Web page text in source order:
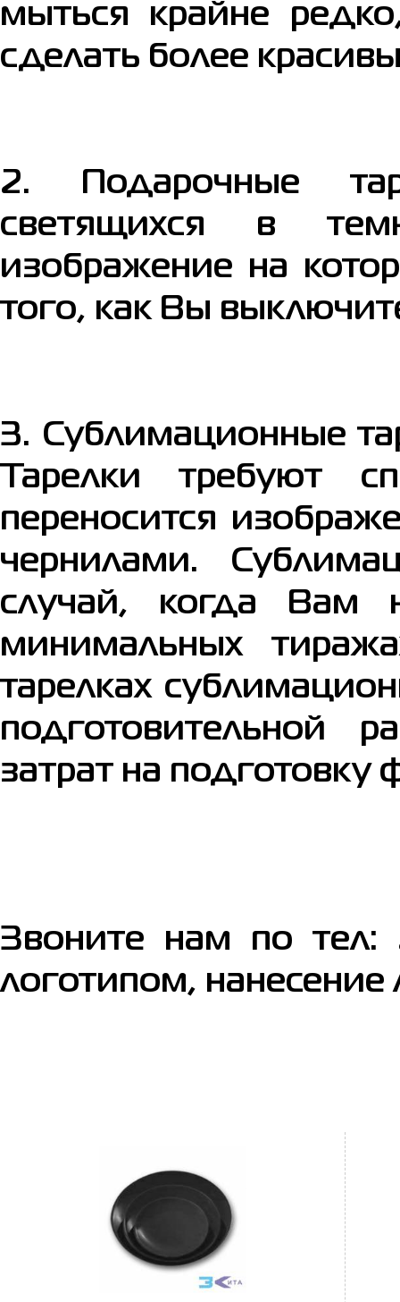
мыться крайне
сделать более
2. Подарочные
светящихся в
изображение на
того, как Вы
3. Сублимационные
Тарелки требуют
переносится
чернилами.
случай, когда Вам
минимальных
тарелках
подготовительной
затрат на подготовку
Звоните нам по тел:
логотипом, нанесение